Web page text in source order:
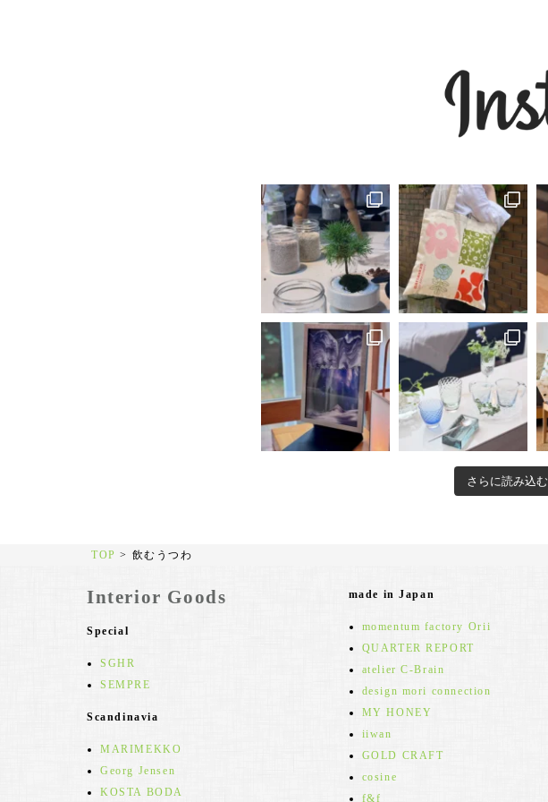
さらに読み込む
TOP > 飲むうつわ
Interior Goods
Special
SGHR
SEMPRE
Scandinavia
MARIMEKKO
Georg Jensen
KOSTA BODA
made in Japan
momentum factory Orii
QUARTER REPORT
atelier C-Brain
design mori connection
MY HONEY
iiwan
GOLD CRAFT
cosine
f&f